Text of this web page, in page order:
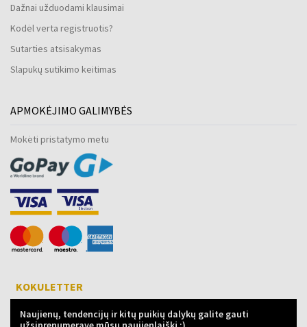
Dažnai užduodami klausimai
Kodėl verta registruotis?
Sutarties atsisakymas
Slapukų sutikimo keitimas
APMOKĖJIMO GALIMYBĖS
Mokėti pristatymo metu
KOKULETTER
Naujienų, tendencijų ir kitų puikių dalykų galite gauti